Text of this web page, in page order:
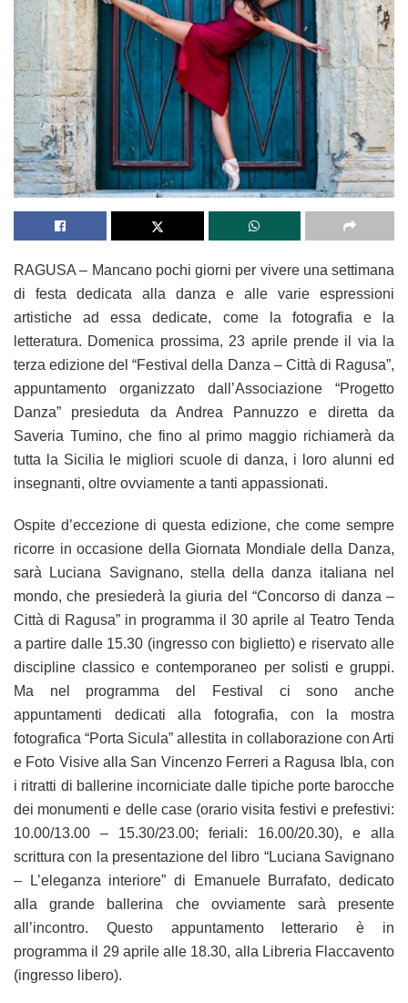
RAGUSA – Mancano pochi giorni per vivere una settimana
di festa dedicata alla danza e alle varie espressioni
artistiche ad essa dedicate, come la fotografia e la
letteratura. Domenica prossima, 23 aprile prende il via la
terza edizione del “Festival della Danza – Città di Ragusa”,
appuntamento organizzato dall’Associazione “Progetto
Danza” presieduta da Andrea Pannuzzo e diretta da
Saveria Tumino, che fino al primo maggio richiamerà da
tutta la Sicilia le migliori scuole di danza, i loro alunni ed
insegnanti, oltre ovviamente a tanti appassionati.
Ospite d’eccezione di questa edizione, che come sempre
ricorre in occasione della Giornata Mondiale della Danza,
sarà Luciana Savignano, stella della danza italiana nel
mondo, che presiederà la giuria del “Concorso di danza –
Città di Ragusa” in programma il 30 aprile al Teatro Tenda
a partire dalle 15.30 (ingresso con biglietto) e riservato alle
discipline classico e contemporaneo per solisti e gruppi.
Ma nel programma del Festival ci sono anche
appuntamenti dedicati alla fotografia, con la mostra
fotografica “Porta Sicula” allestita in collaborazione con Arti
e Foto Visive alla San Vincenzo Ferreri a Ragusa Ibla, con
i ritratti di ballerine incorniciate dalle tipiche porte barocche
dei monumenti e delle case (orario visita festivi e prefestivi:
10.00/13.00 – 15.30/23.00; feriali: 16.00/20.30), e alla
scrittura con la presentazione del libro “Luciana Savignano
– L’eleganza interiore” di Emanuele Burrafato, dedicato
alla grande ballerina che ovviamente sarà presente
all’incontro. Questo appuntamento letterario è in
programma il 29 aprile alle 18.30, alla Libreria Flaccavento
(ingresso libero).